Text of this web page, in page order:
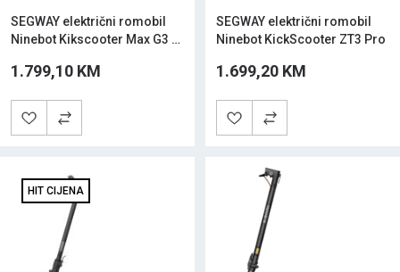
SEGWAY električni romobil
Ninebot Kikscooter Max G3 E
1.799,10 KM
SEGWAY električni romobil
Ninebot KickScooter ZT3 Pro
1.699,20 KM
HIT CIJENA